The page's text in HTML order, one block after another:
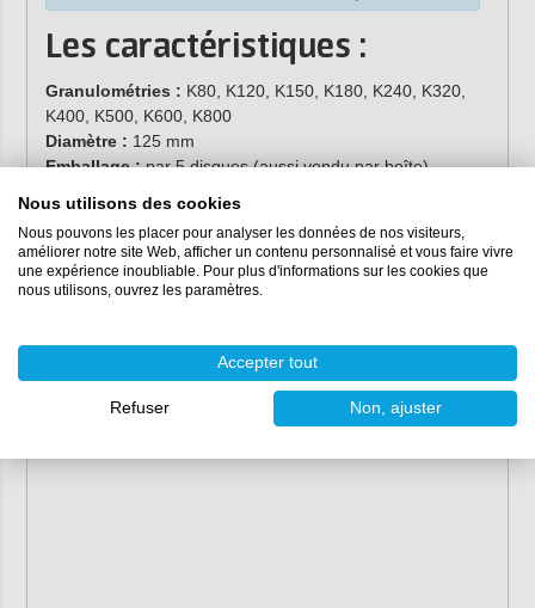
Les caractéristiques :
Granulométries : K80, K120, K150, K180, K240, K320,
K400, K500, K600, K800
Diamètre : 125 mm
Emballage :par 5 disques (aussi vendu par boîte)
Version :velcro (bande d'embrayage)
Grain :céramique
Collage :dur
Nous utilisons des cookies
Nous pouvons les placer pour analyser les données de nos visiteurs,
améliorer notre site Web, afficher un contenu personnalisé et vous faire vivre
une expérience inoubliable. Pour plus d'informations sur les cookies que
nous utilisons, ouvrez les paramètres.
Accepter tout
Refuser Non, ajuster